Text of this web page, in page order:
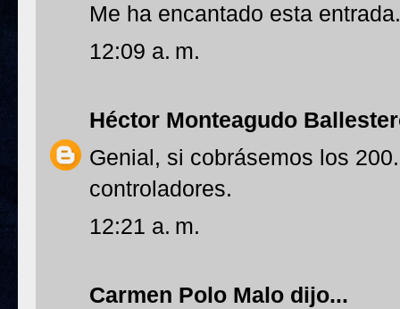
Me ha encantado esta entrada.
12:09 a. m.
Héctor Monteagudo
Genial, si cobrásemos los
controladores.
12:21 a. m.
Carmen Polo Malo dijo...